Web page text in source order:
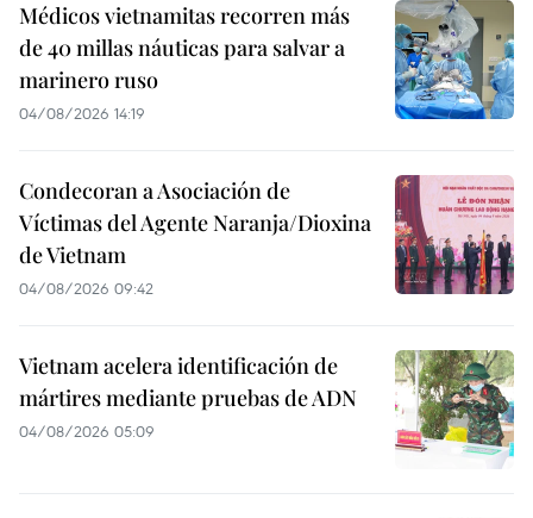
Médicos vietnamitas recorren más
de 40 millas náuticas para salvar a
marinero ruso
04/08/2026 14:19
Condecoran a Asociación de
Víctimas del Agente Naranja/Dioxina
de Vietnam
04/08/2026 09:42
Vietnam acelera identificación de
mártires mediante pruebas de ADN
04/08/2026 05:09